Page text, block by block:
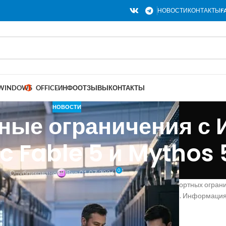
НОВОСТИКОНТАКТЫ
OFFICEИНФООТЗЫВЫКОНТАКТЫ
НОВОСТИ
ограничения
Fable 5 и Mythos
Опубликовано Вкл 01.07.2026 0
об отмене Министерством торговли США экспортных
интеллекта — Claude Fable 5 и Mythos 5.